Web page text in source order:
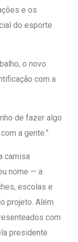
e os
do esporte
o novo
com a
de fazer algo
a gente.”
camisa
nome — a
escolas e
projeto. Além
com
presidente